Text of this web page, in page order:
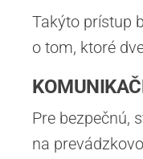
Takýto prístup
o tom, ktoré
Pre bezpečnú,
na